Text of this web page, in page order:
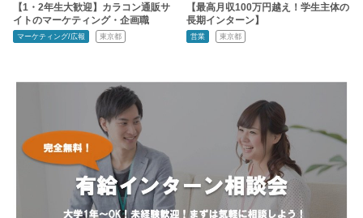
【1・2年生大歓迎】カラコン通販サ
イトのマーケティング・企画職
マーケティング/広報 東京都
【最高月収100万円越え！学生主体の
長期インターン】
営業 東京都